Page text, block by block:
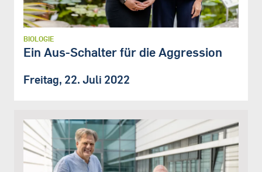
BIOLOGIE
Ein Aus-Schalter für die Aggression
Freitag, 22. Juli 2022